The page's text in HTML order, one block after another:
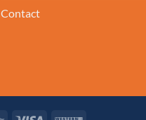
Contact